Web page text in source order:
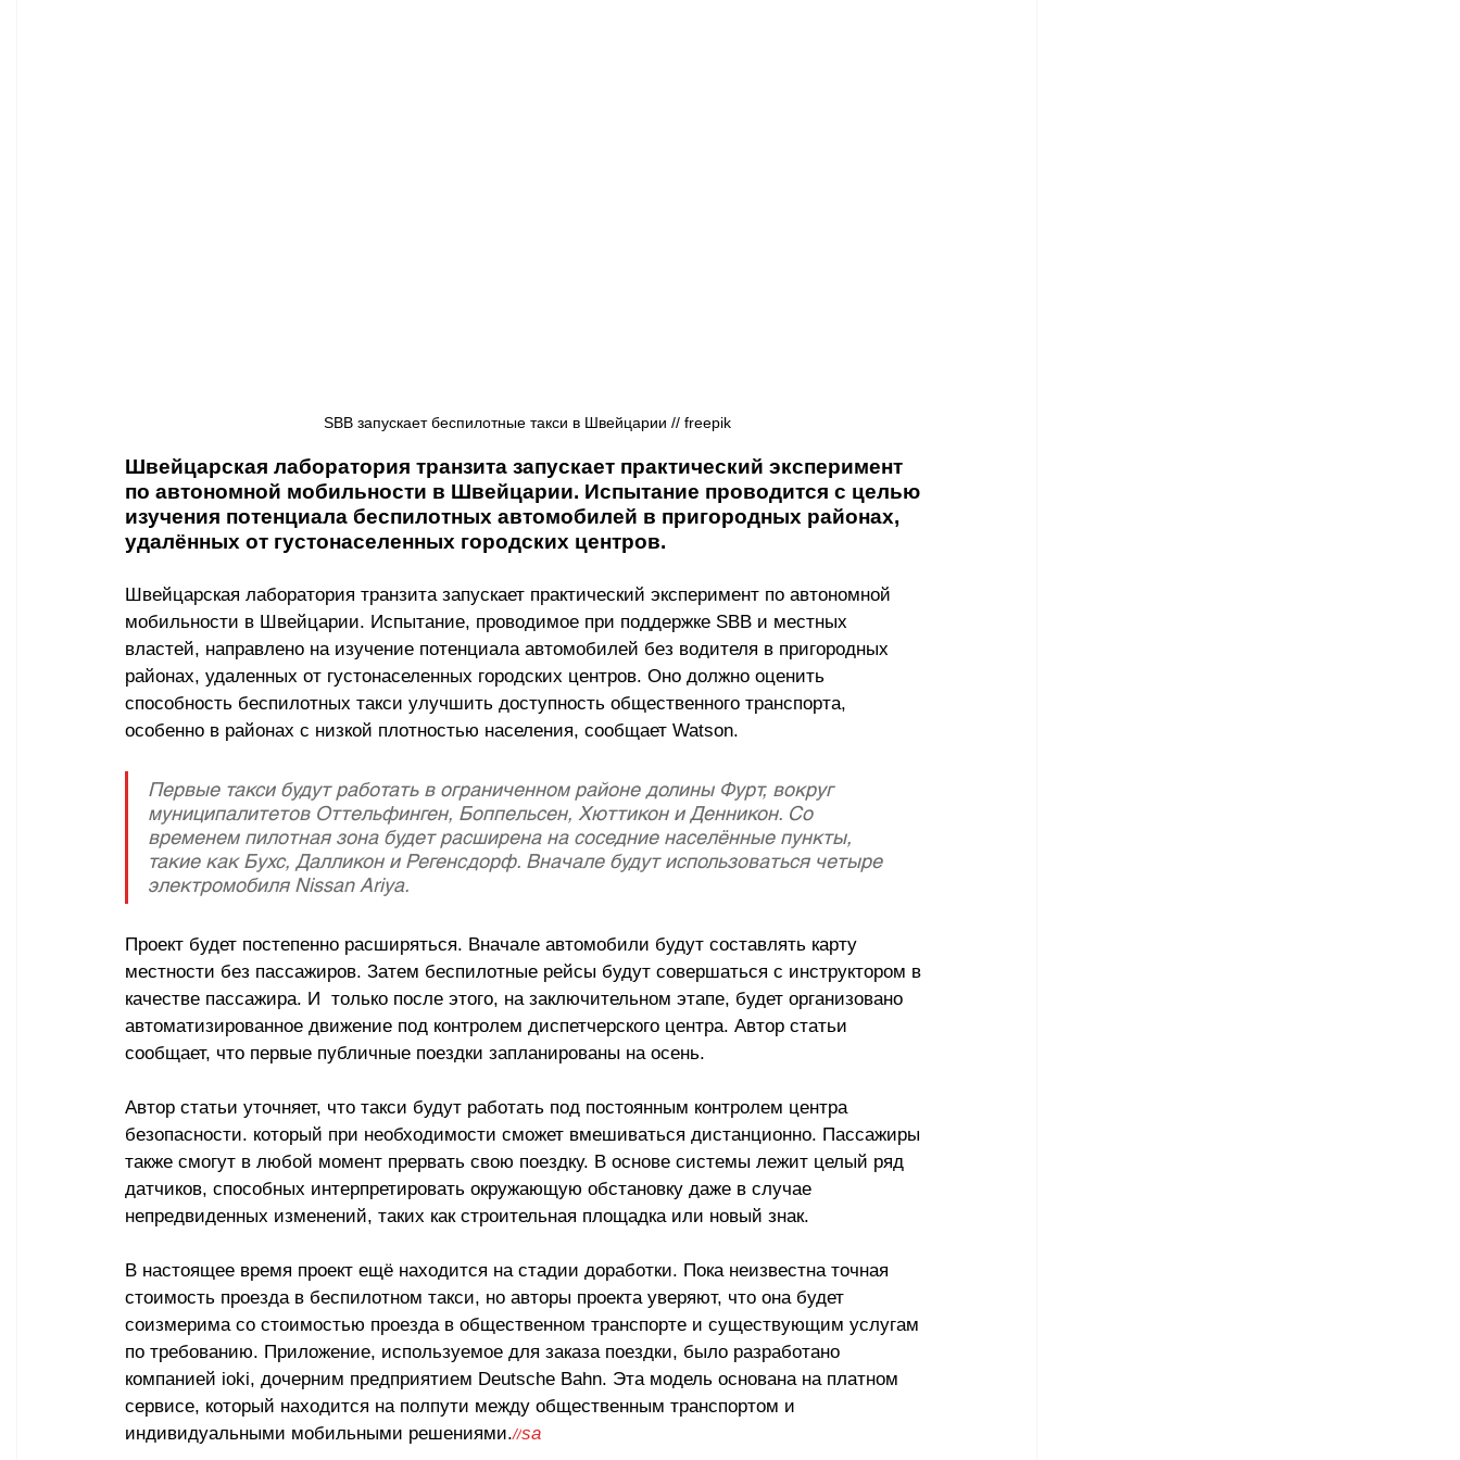
SBB запускает беспилотные такси в Швейцарии // freepik
Швейцарская лаборатория транзита запускает практический эксперимент
по автономной мобильности в Швейцарии. Испытание проводится с целью
изучения потенциала беспилотных автомобилей в пригородных районах,
удалённых от густонаселенных городских центров.
Швейцарская лаборатория транзита запускает практический эксперимент по автономной
мобильности в Швейцарии. Испытание, проводимое при поддержке SBB и местных
властей, направлено на изучение потенциала автомобилей без водителя в пригородных
районах, удаленных от густонаселенных городских центров. Оно должно оценить
способность беспилотных такси улучшить доступность общественного транспорта,
особенно в районах с низкой плотностью населения, сообщает Watson.
Первые такси будут работать в ограниченном районе долины Фурт, вокруг
муниципалитетов Оттельфинген, Боппельсен, Хюттикон и Денникон. Со
временем пилотная зона будет расширена на соседние населённые пункты,
такие как Бухс, Далликон и Регенсдорф. Вначале будут использоваться четыре
электромобиля Nissan Ariya.
Проект будет постепенно расширяться. Вначале автомобили будут составлять карту
местности без пассажиров. Затем беспилотные рейсы будут совершаться с инструктором в
качестве пассажира. И  только после этого, на заключительном этапе, будет организовано
автоматизированное движение под контролем диспетчерского центра. Автор статьи
сообщает, что первые публичные поездки запланированы на осень.
Автор статьи уточняет, что такси будут работать под постоянным контролем центра
безопасности. который при необходимости сможет вмешиваться дистанционно. Пассажиры
также смогут в любой момент прервать свою поездку. В основе системы лежит целый ряд
датчиков, способных интерпретировать окружающую обстановку даже в случае
непредвиденных изменений, таких как строительная площадка или новый знак.
В настоящее время проект ещё находится на стадии доработки. Пока неизвестна точная
стоимость проезда в беспилотном такси, но авторы проекта уверяют, что она будет
соизмерима со стоимостью проезда в общественном транспорте и существующим услугам
по требованию. Приложение, используемое для заказа поездки, было разработано
компанией ioki, дочерним предприятием Deutsche Bahn. Эта модель основана на платном
сервисе, который находится на полпути между общественным транспортом и
индивидуальными мобильными решениями.//sa